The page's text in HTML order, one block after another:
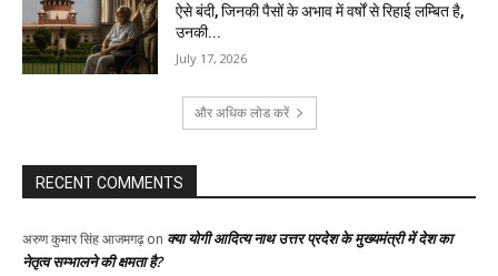
ऐसे बंदी, जिनकी पैसों के अभाव में वर्षों से रिहाई लम्बित है,
उनकी...
July 17, 2026
और अधिक लोड करें
RECENT COMMENTS
अरुण कुमार सिंह आजमगढ़on क्या योगी आदित्य नाथ उत्तर प्रदेश के मुख्यमंत्री में देश का
नेतृत्व सम्भालने की क्षमता है?